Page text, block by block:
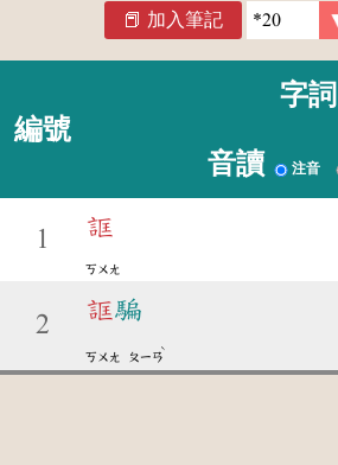
加入筆記
編號
字詞
音讀 注音
1 誆
ㄎㄨㄤ
2
誆騙
ㄎㄨㄤ ㄆㄧㄢ
ˋ